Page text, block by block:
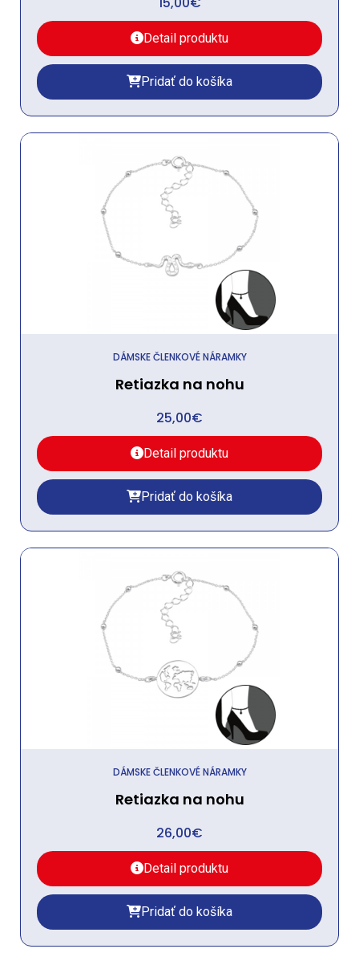
Detail produktu
Pridať do košíka
DÁMSKE ČLENKOVÉ NÁRAMKY
Retiazka na nohu
25,00€
Detail produktu
Pridať do košíka
DÁMSKE ČLENKOVÉ NÁRAMKY
Retiazka na nohu
26,00€
Detail produktu
Pridať do košíka